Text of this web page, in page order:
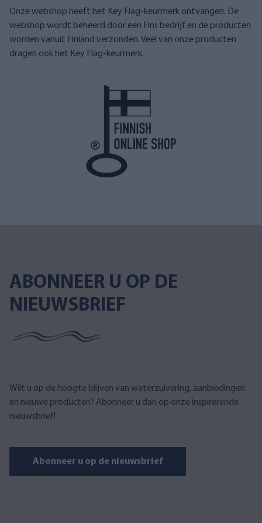
Onze webshop heeft het Key Flag-keurmerk ontvangen. De
webshop wordt beheerd door een Fins bedrijf en de producten
worden vanuit Finland verzonden. Veel van onze producten
dragen ook het Key Flag-keurmerk.
ABONNEER U OP DE
NIEUWSBRIEF
Wilt u op de hoogte blijven van waterzuivering, aanbiedingen
en nieuwe producten? Abonneer u dan op onze inspirerende
nieuwsbrief!
Abonneer u op de nieuwsbrief